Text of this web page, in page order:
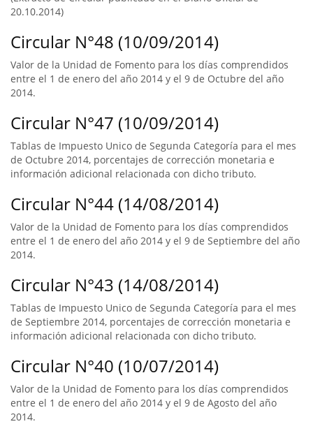
20.10.2014)
Circular N°48 (10/09/2014)
Valor de la Unidad de Fomento para los días comprendidos
entre el 1 de enero del año 2014 y el 9 de Octubre del año
2014.
Circular N°47 (10/09/2014)
Tablas de Impuesto Unico de Segunda Categoría para el mes
de Octubre 2014, porcentajes de corrección monetaria e
información adicional relacionada con dicho tributo.
Circular N°44 (14/08/2014)
Valor de la Unidad de Fomento para los días comprendidos
entre el 1 de enero del año 2014 y el 9 de Septiembre del año
2014.
Circular N°43 (14/08/2014)
Tablas de Impuesto Unico de Segunda Categoría para el mes
de Septiembre 2014, porcentajes de corrección monetaria e
información adicional relacionada con dicho tributo.
Circular N°40 (10/07/2014)
Valor de la Unidad de Fomento para los días comprendidos
entre el 1 de enero del año 2014 y el 9 de Agosto del año
2014.